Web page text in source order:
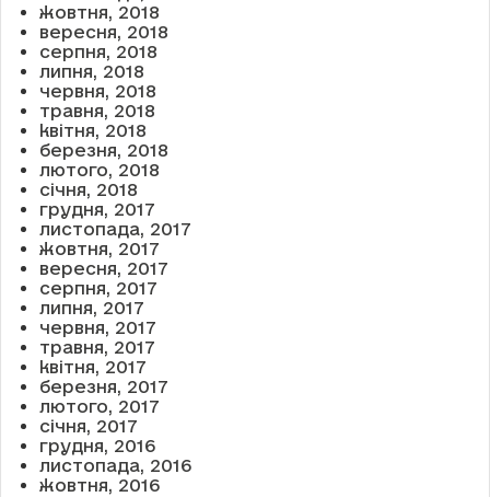
жовтня, 2018
вересня, 2018
серпня, 2018
липня, 2018
червня, 2018
травня, 2018
квітня, 2018
березня, 2018
лютого, 2018
січня, 2018
грудня, 2017
листопада, 2017
жовтня, 2017
вересня, 2017
серпня, 2017
липня, 2017
червня, 2017
травня, 2017
квітня, 2017
березня, 2017
лютого, 2017
січня, 2017
грудня, 2016
листопада, 2016
жовтня, 2016